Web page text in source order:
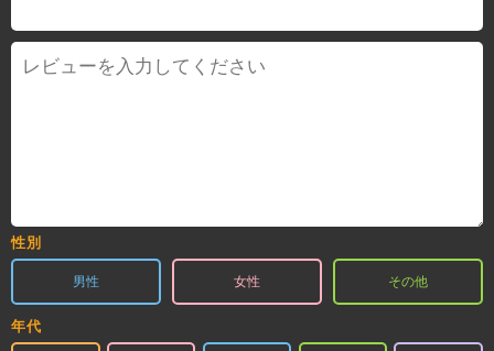
性別
男性 女性 その他
年代